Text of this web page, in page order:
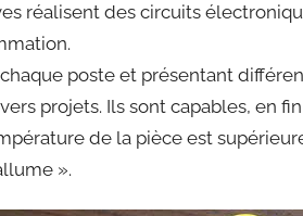
réalisent des circuits
poste et présentant
projets. Ils sont capables, en
de la pièce est
».